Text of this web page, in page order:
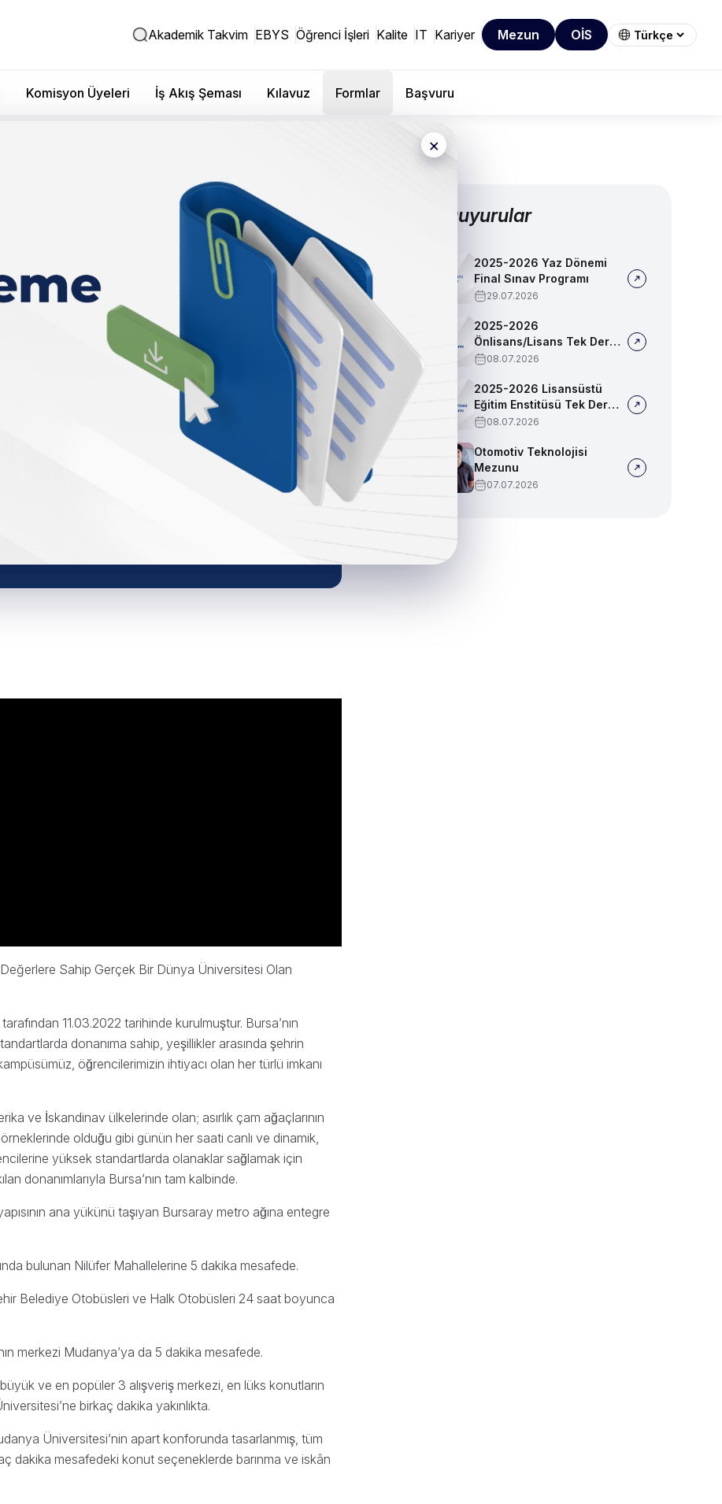
Akademik Takvim EBYS Öğrenci İşleri Kalite IT Kariyer Mezun OİS
Komisyon Üyeleri İş Akış Şeması Kılavuz Formlar Başvuru
×
Hoşgeldiniz
Sahip Gerçek Bir Dünya Üniversitesi Olan
11.03.2022 tarihinde kurulmuştur. Bursa’nın
donanıma sahip, yeşillikler arasında şehrin
öğrencilerimizin ihtiyacı olan her türlü imkanı
ve İskandinav ülkelerinde olan; asırlık çam ağaçlarının
olduğu gibi günün her saati canlı ve dinamik,
yüksek standartlarda olanaklar sağlamak için
donanımlarıyla Bursa’nın tam kalbinde.
ana yükünü taşıyan Bursaray metro ağına entegre
bulunan Nilüfer Mahallelerine 5 dakika mesafede.
Belediye Otobüsleri ve Halk Otobüsleri 24 saat boyunca
merkezi Mudanya’ya da 5 dakika mesafede.
ve en popüler 3 alışveriş merkezi, en lüks konutların
birkaç dakika yakınlıkta.
Üniversitesi’nin apart konforunda tasarlanmış, tüm
dakika mesafedeki konut seçeneklerde barınma ve iskân
Diğer Duyurular
2025-2026 Yaz Dönemi
Final Sınav Programı
29.07.2026
2025-2026
Önlisans/Lisans Tek Ders
Sınav Programı
08.07.2026
2025-2026 Lisansüstü
Eğitim Enstitüsü Tek Ders
Sınav Programı
08.07.2026
Otomotiv Teknolojisi
Mezunu
07.07.2026